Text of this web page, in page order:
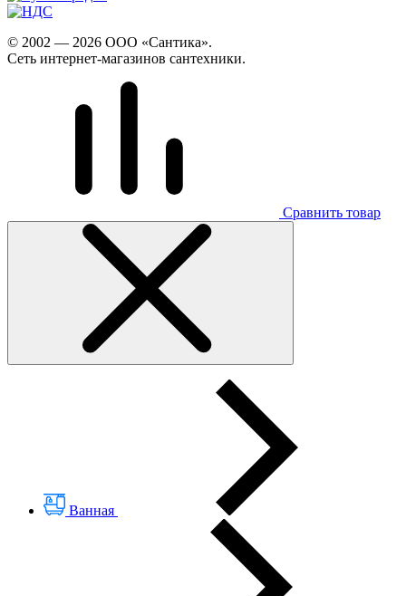
© 2002 — 2026 ООО «Сантика».
Сеть интернет-магазинов сантехники.
Сравнить товар
Ванная